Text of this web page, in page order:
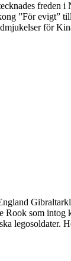
freden i
”För evigt”
för
Rook som intog
legosoldater.